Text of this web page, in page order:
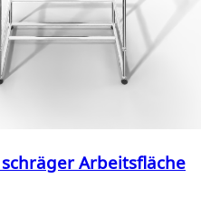
Arbeitsfläche